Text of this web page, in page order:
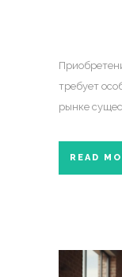
требует
рынке
READ